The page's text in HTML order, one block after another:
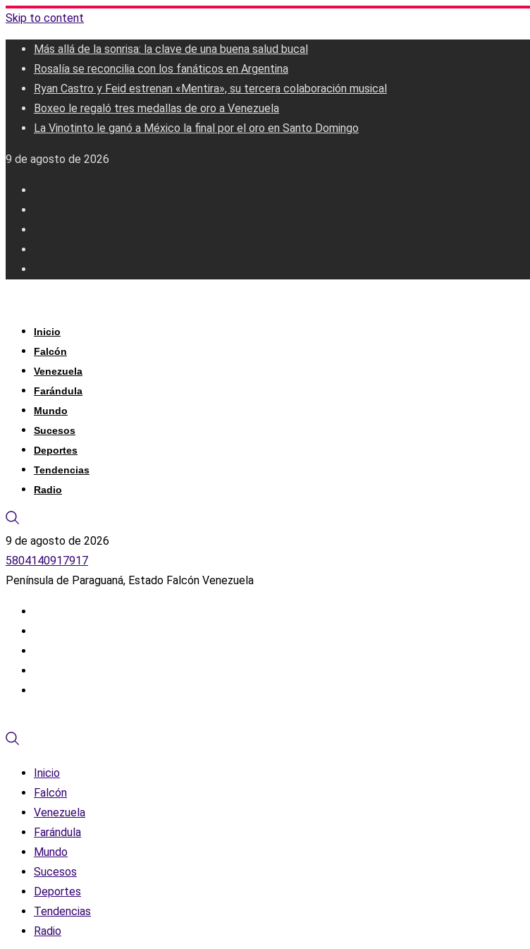
Skip to content
Más allá de la sonrisa: la clave de una buena salud bucal
Rosalía se reconcilia con los fanáticos en Argentina
Ryan Castro y Feid estrenan «Mentira», su tercera colaboración musical
Boxeo le regaló tres medallas de oro a Venezuela
La Vinotinto le ganó a México la final por el oro en Santo Domingo
9 de agosto de 2026
Inicio
Falcón
Venezuela
Farándula
Mundo
Sucesos
Deportes
Tendencias
Radio
9 de agosto de 2026
5804140917917
Península de Paraguaná, Estado Falcón Venezuela
Inicio
Falcón
Venezuela
Farándula
Mundo
Sucesos
Deportes
Tendencias
Radio